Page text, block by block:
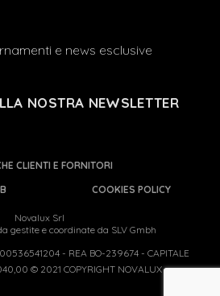
e news esclusive
NOSTRA NEWSLETTER
CLIENTI E FORNITORI
COOKIES POLICY
Novalux Srl
gestite e coordinate da SLV Gmbh
- REA BO-239674 - CAPITALE
© 2021 COPYRIGHT NOVALUX